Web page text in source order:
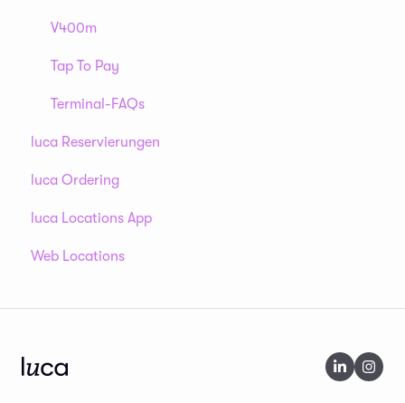
V400m
Tap To Pay
Terminal-FAQs
luca Reservierungen
luca Ordering
luca Locations App
Web Locations